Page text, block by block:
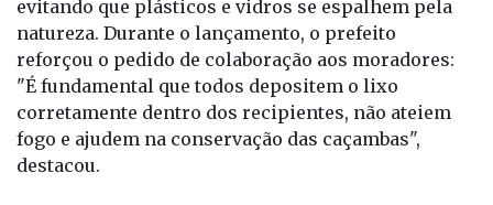
Segundo a administração municipal, a iniciativa
gera um impacto ambiental positivo imediato,
evitando que plásticos e vidros se espalhem pela
natureza. Durante o lançamento, o prefeito
reforçou o pedido de colaboração aos moradores:
"É fundamental que todos depositem o lixo
corretamente dentro dos recipientes, não ateiem